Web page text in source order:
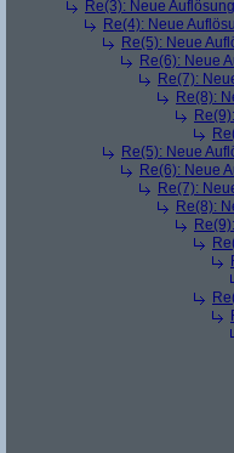
Re(3): Neue
Re(4): Neue
Re(5): Neue
Re(6): Neue
Re(7):
Re(8):
Re(5): Neue
Re(6): Neue
Re(7):
Re(8):